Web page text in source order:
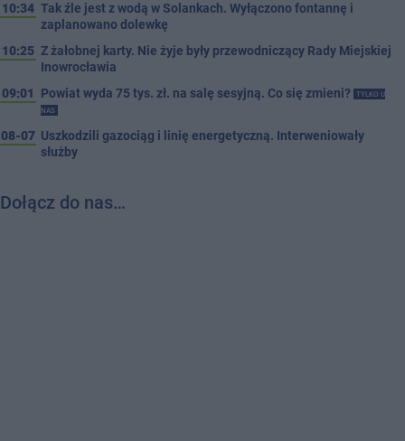
10:34 Tak źle jest z wodą w Solankach. Wyłączono fontannę i
zaplanowano dolewkę
10:25 Z żałobnej karty. Nie żyje były przewodniczący Rady Miejskiej
Inowrocławia
09:01
Powiat wyda 75 tys. zł. na salę sesyjną. Co się zmieni?
TYLKO U
NAS
08-07 Uszkodzili gazociąg i linię energetyczną. Interweniowały
służby
Dołącz do nas…